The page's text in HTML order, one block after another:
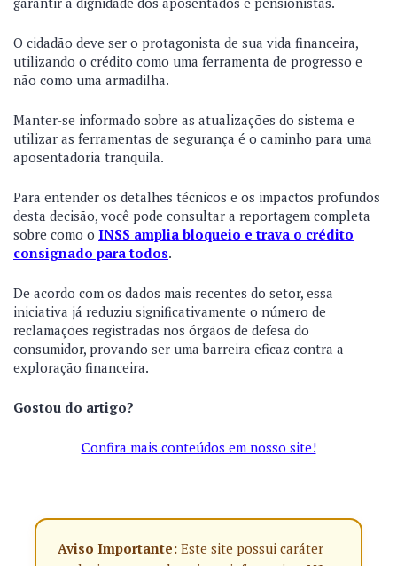
O cidadão deve ser o protagonista de sua vida financeira,
utilizando o crédito como uma ferramenta de progresso e
não como uma armadilha.
Manter-se informado sobre as atualizações do sistema e
utilizar as ferramentas de segurança é o caminho para uma
aposentadoria tranquila.
Para entender os detalhes técnicos e os impactos profundos
desta decisão, você pode consultar a reportagem completa
sobre como o INSS amplia bloqueio e trava o crédito
consignado para todos.
De acordo com os dados mais recentes do setor, essa
iniciativa já reduziu significativamente o número de
reclamações registradas nos órgãos de defesa do
consumidor, provando ser uma barreira eficaz contra a
exploração financeira.
Gostou do artigo?
Confira mais conteúdos em nosso site!
Aviso Importante: Este site possui caráter